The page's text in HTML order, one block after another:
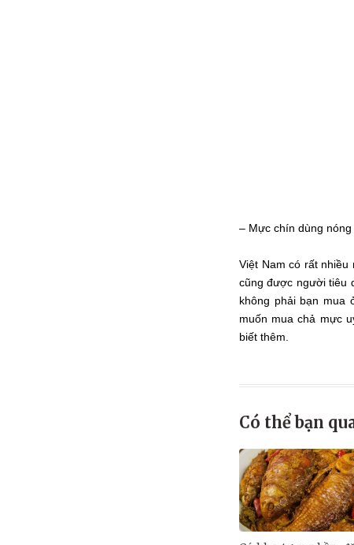
– Mực chín dùng
Việt Nam có rất
cũng được người tiêu
không phải bạn mua
muốn mua chả mực
biết thêm.
Có thể bạn